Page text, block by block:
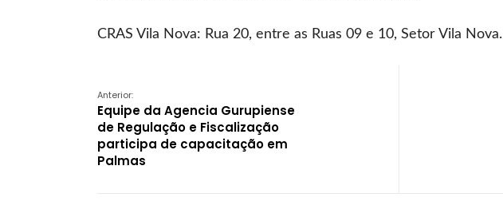
CRAS Vila Nova: Rua 20, entre as Ruas 09 e 10, Setor Vila Nova.
Anterior:
Equipe da Agencia Gurupiense
de Regulação e Fiscalização
participa de capacitação em
Palmas